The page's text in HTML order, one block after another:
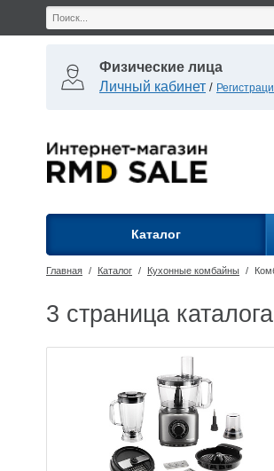
Физические лица
Личный кабинет /
Каталог
Главная / Каталог / Кухонные комбайны /
3 страница